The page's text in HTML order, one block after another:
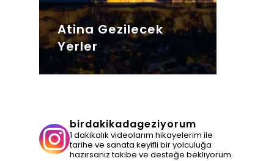
Atina Gezilecek
Yerler
birdakikadageziyorum
1 dakikalık videolarım hikayelerim ile
tarihe ve sanata keyifli bir yolculuğa
hazırsanız takibe ve desteğe bekliyorum.